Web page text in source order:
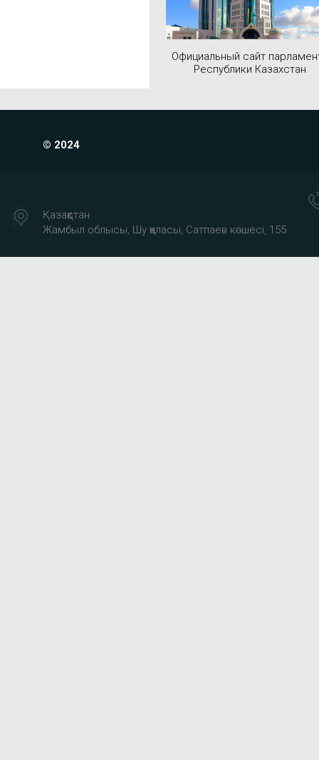
Официальный сайт
Республики Казахстан
© 2024
Қазақстан
Жамбыл облысы, Шу қаласы, Сатпаев көшесі, 155